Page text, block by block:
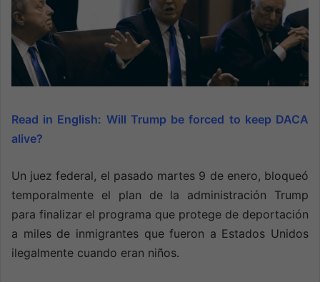
Read in English: Will Trump be forced to keep DACA
alive?
Un juez federal, el pasado martes 9 de enero, bloqueó
temporalmente el plan de la administración Trump
para finalizar el programa que protege de deportación
a miles de inmigrantes que fueron a Estados Unidos
ilegalmente cuando eran niños.